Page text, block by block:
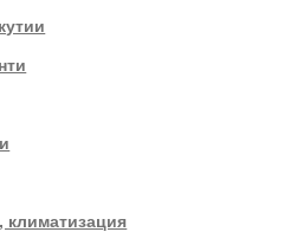
климатизация